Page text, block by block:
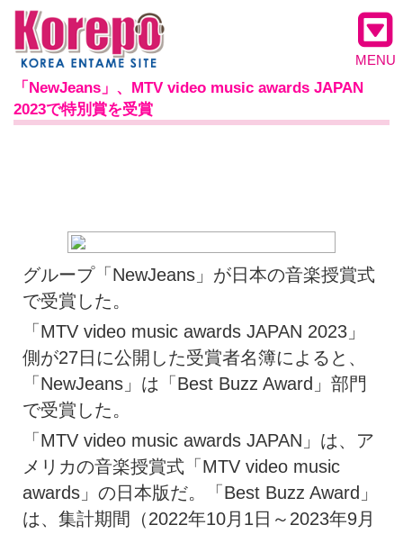
MENU
「NewJeans」、MTV video music awards JAPAN
2023で特別賞を受賞
グループ「NewJeans」が日本の音楽授賞式
で受賞した。
「MTV video music awards JAPAN 2023」
側が27日に公開した受賞者名簿によると、
「NewJeans」は「Best Buzz Award」部門
で受賞した。
「MTV video music awards JAPAN」は、ア
メリカの音楽授賞式「MTV video music
awards」の日本版だ。「Best Buzz Award」
は、集計期間（2022年10月1日～2023年9月